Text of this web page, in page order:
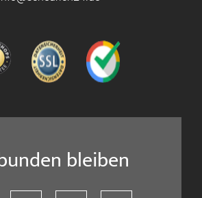
bleiben